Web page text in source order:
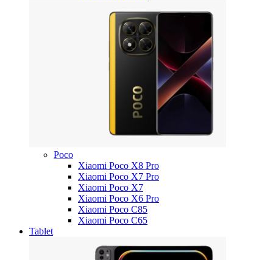
Poco
Xiaomi Poco X8 Pro
Xiaomi Poco X7 Pro
Xiaomi Poco X7
Xiaomi Poco X6 Pro
Xiaomi Poco C85
Xiaomi Poco C65
Tablet